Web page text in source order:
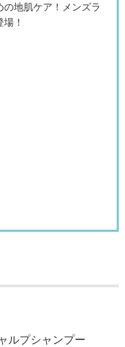
の地肌ケア！メンズラ
！
ルプシャンプー